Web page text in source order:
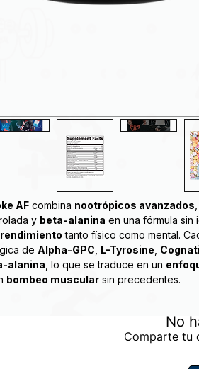
AF combina nootrópicos avanzados
y beta-alanina en una fórmula sin
tanto físico como mental.
de Alpha-GPC L-Tyrosine
alanina , lo que se traduce en un
bombeo muscular sin precedentes.
para obtener esa repetición
cafeína (333 mg), dendrobium y
No
Comparte tu